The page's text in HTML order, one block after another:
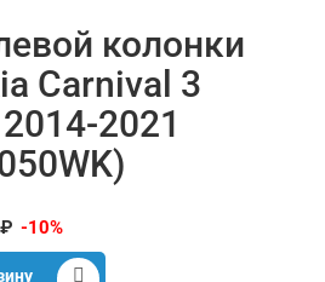
колонки
Carnival 3
2021
₽ -10%